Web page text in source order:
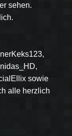
sehen.
sowie
alle herzlich